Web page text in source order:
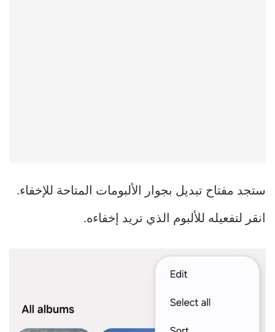
ستجد مفتاح تبديل بجوار الألبومات المتاحة للإخفاء.
انقر لتفعيله للألبوم الذي تريد إخفاءه.